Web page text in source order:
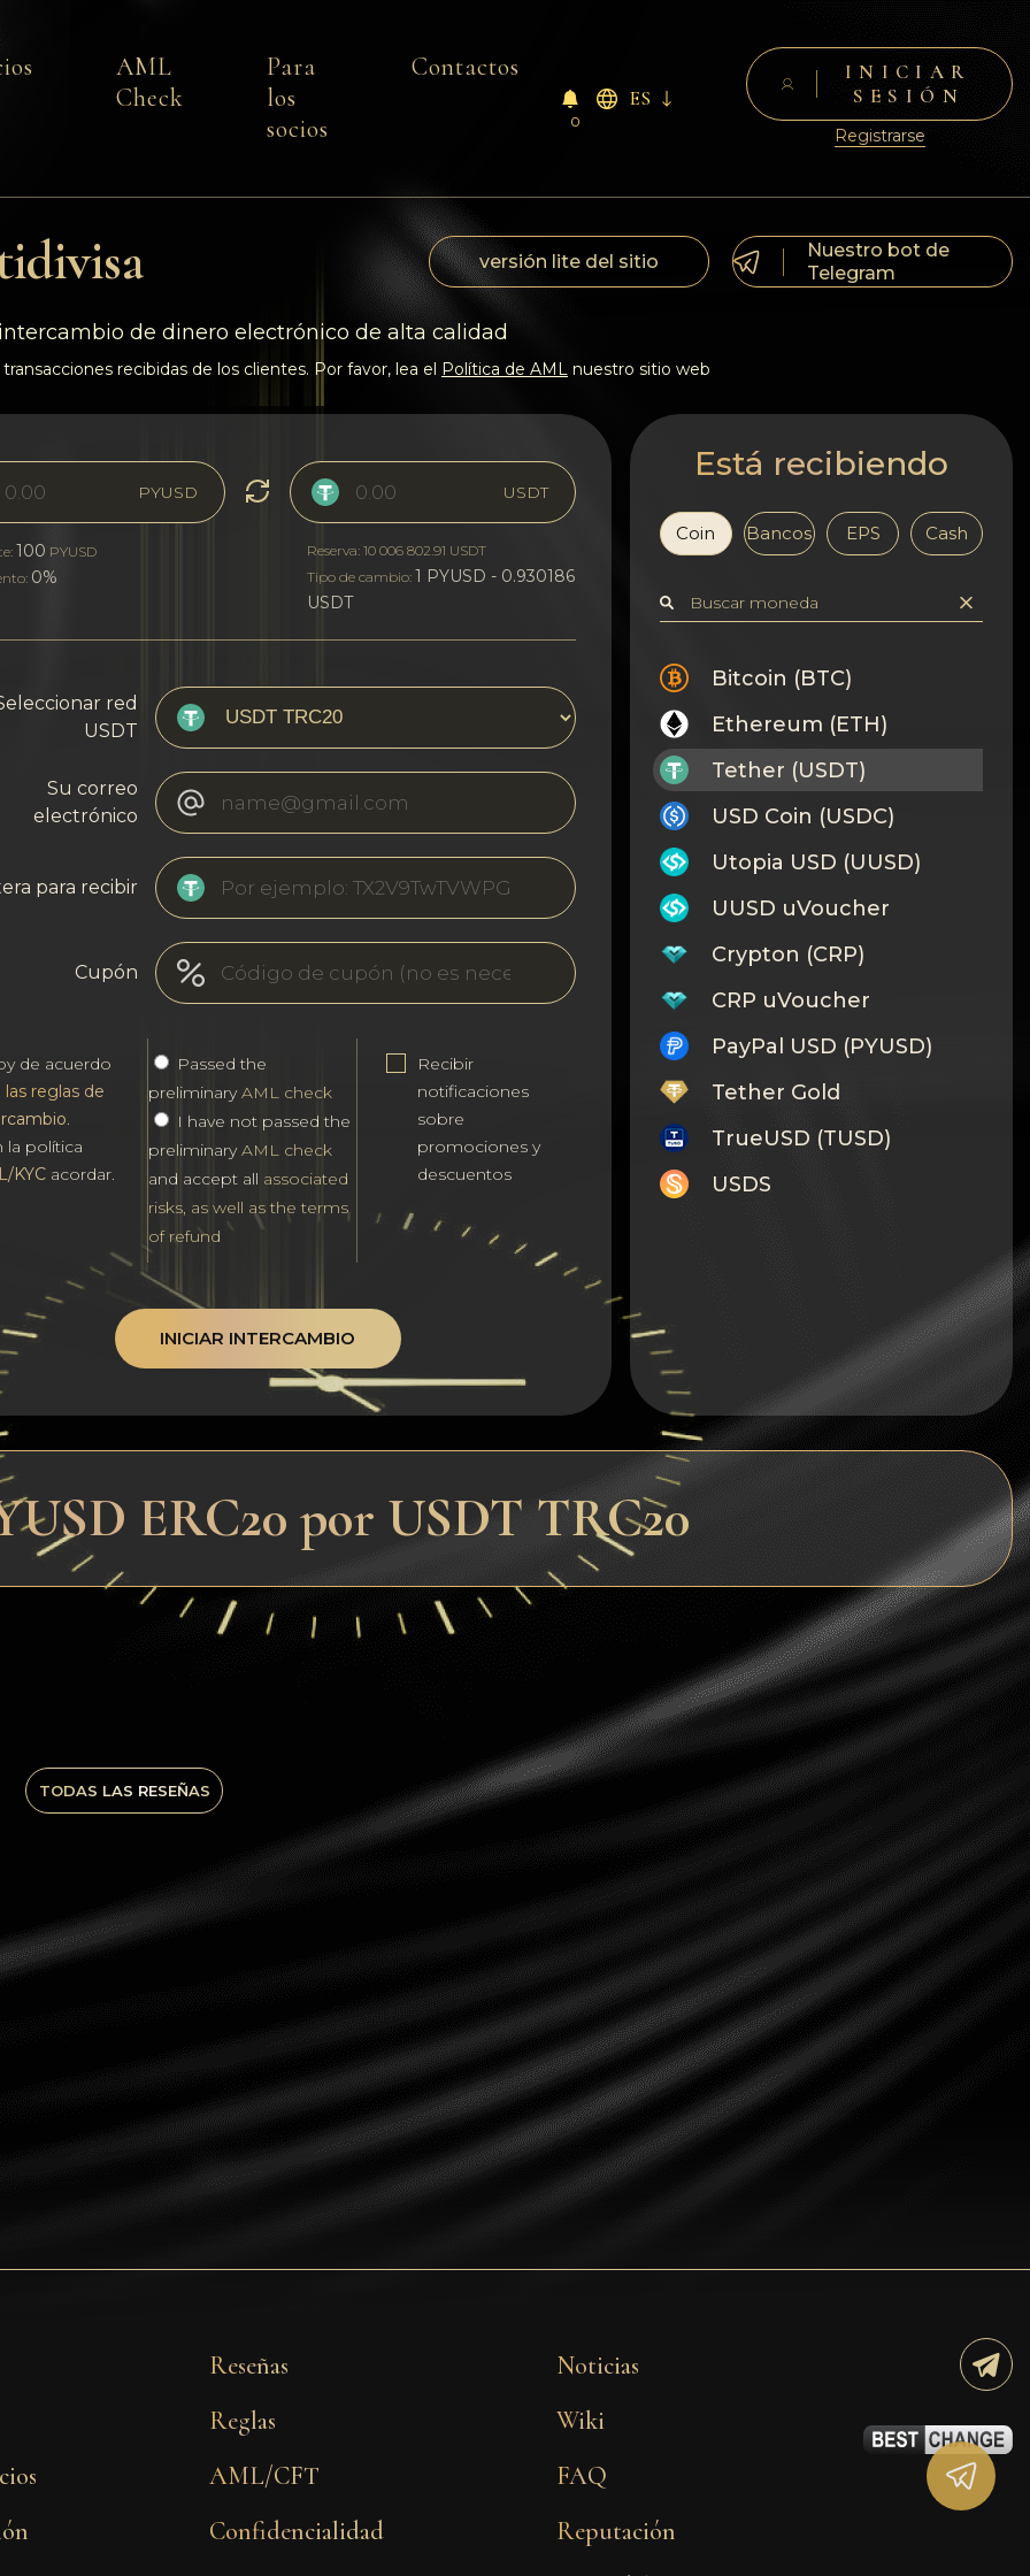
AML
Check
Para
los
socios
Contactos
0
ES
INICIAR
SESIÓN
Registrarse
versión lite del sitio
Nuestro bot de
Telegram
de dinero electrónico de alta calidad
recibidas de los clientes. Por favor, lea el Política de AML nuestro sitio web
PYUSD
100 PYUSD
0%
USDT
Reserva: 10 006 802.91 USDT
Tipo de cambio: 1 PYUSD - 0.930186
USDT
red
USDT
Su correo
electrónico
para recibir
Cupón
de acuerdo
las reglas de
.
la política
KYC acordar.
Passed the
preliminaryAML check
I have not passed the
preliminaryAML check
and accept all associated
risks, as well as the terms
of refund
Recibir
notificaciones
sobre
promociones y
descuentos
INICIAR INTERCAMBIO
Está recibiendo
Coin Bancos EPS Cash
Bitcoin (BTC)
Ethereum (ETH)
Tether (USDT)
USD Coin (USDC)
Utopia USD (UUSD)
UUSD uVoucher
Crypton (CRP)
CRP uVoucher
PayPal USD (PYUSD)
Tether Gold
TrueUSD (TUSD)
USDS
Notcoin (NOT)
BNB BEP20
Dash
Solana
Polygon (POL)
Ethereum classic (ETC)
Cardano (ADA)
Bitcoin Cash
Bitcoin SV (BSV)
Arbitrum
Optimism (OP)
Cosmos (ATOM)
Tezos
Avalanche (AVAX)
ERC20 por USDT TRC20
TODAS LAS RESEÑAS
Reseñas
Reglas
AML/CFT
Confidencialidad
Noticias
Wiki
FAQ
Reputación